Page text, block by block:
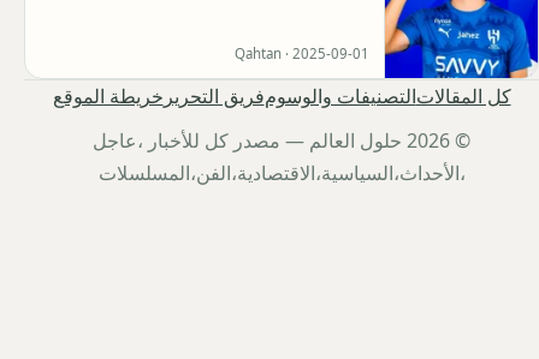
Qahtan · 2025-09-01
كل المقالاتالتصنيفات والوسومفريق التحرير خريطة الموقع
© 2026 حلول العالم — مصدر كل للأخبار ،عاجل
،الأحداث،السياسية،الاقتصادية،الفن،المسلسلات